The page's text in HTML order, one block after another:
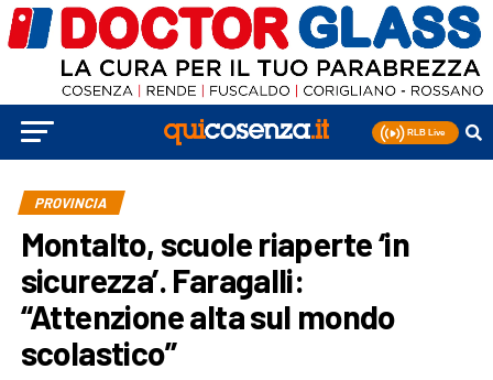
PROVINCIA
Montalto, scuole riaperte ‘in
sicurezza’. Faragalli:
“Attenzione alta sul mondo
scolastico”